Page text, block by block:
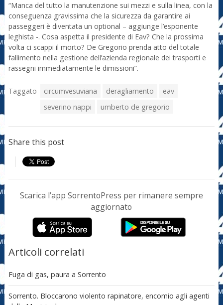
“Manca del tutto la manutenzione sui mezzi e sulla linea, con la
conseguenza gravissima che la sicurezza da garantire ai
passeggeri è diventata un optional – aggiunge l’esponente
leghista -. Cosa aspetta il presidente di Eav? Che la prossima
volta ci scappi il morto? De Gregorio prenda atto del totale
fallimento nella gestione dell’azienda regionale dei trasporti e
rassegni immediatamente le dimissioni”.
Taggato circumvesuviana deragliamento
eav
severino nappi
umberto de gregorio
Share this post
Scarica l’app SorrentoPress per rimanere sempre
aggiornato
Articoli correlati
Fuga di gas, paura a Sorrento
Sorrento. Bloccarono violento rapinatore, encomio agli agenti